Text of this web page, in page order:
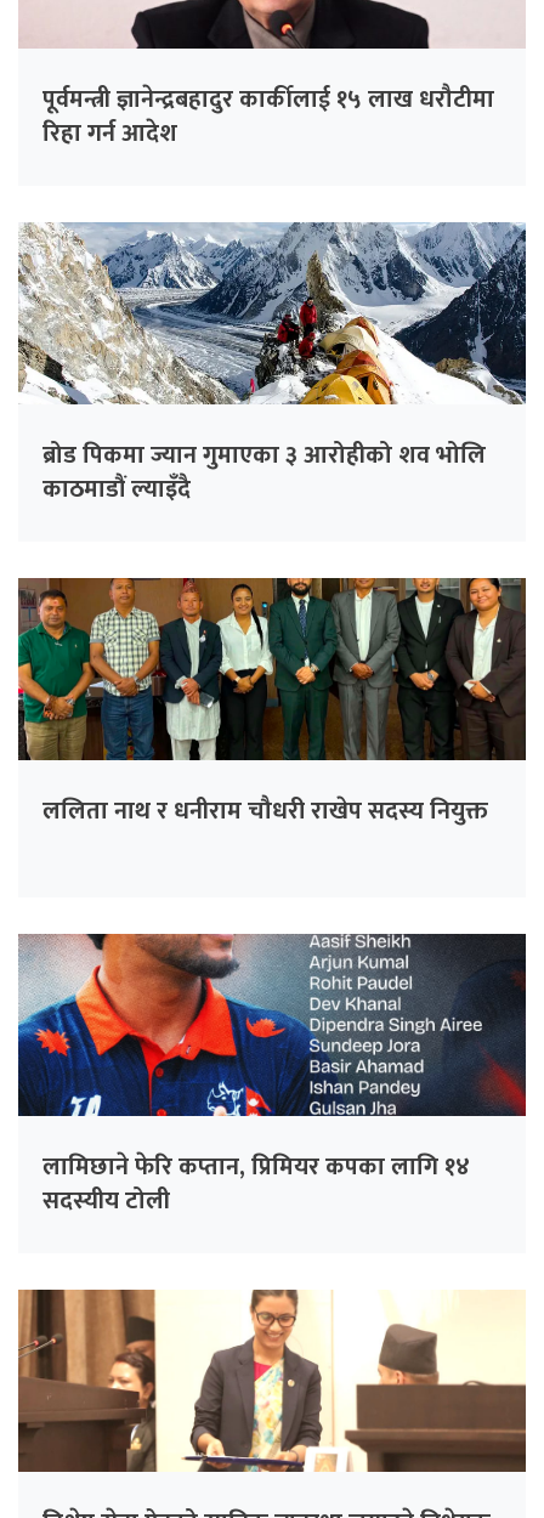
पूर्वमन्त्री ज्ञानेन्द्रबहादुर कार्कीलाई १५ लाख धरौटीमा
रिहा गर्न आदेश
ब्रोड पिकमा ज्यान गुमाएका ३ आरोहीको शव भोलि
काठमाडौं ल्याइँदै
ललिता नाथ र धनीराम चौधरी राखेप सदस्य नियुक्त
लामिछाने फेरि कप्तान, प्रिमियर कपका लागि १४
सदस्यीय टोली